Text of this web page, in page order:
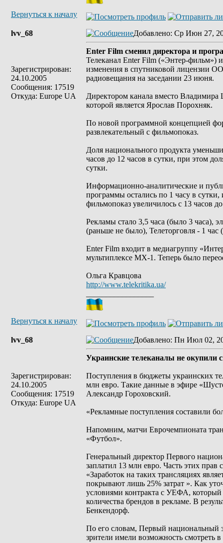
Вернуться к началу
lvv_68
Зарегистрирован:
24.10.2005
Сообщения: 17519
Откуда: Europe UA
Добавлено: Ср Июн 27,
Enter Film сменил директора и
Телеканал Enter Film («Энтер-фильм»)
изменения в спутниковой лицензии
радиовещания на заседании 23 июня.
Директором канала вместо
которой является Ярослав Порохняк.
По новой программной концепцией
развлекательный с фильмопоказ.
Доля национального продукта
часов до 12 часов в сутки, при этом
сутки.
Информационно-аналитические и
программы остались по 1 часу в
фильмопоказ увеличилось с 13 часов
Рекламы стало 3,5 часа (было 3 часа),
(раньше не было), Телеторговля - 1 час
Enter Film входит в медиагруппу
мультиплексе МХ-1. Теперь было
Ольга Кравцова
http://www.telekritika.ua/
Вернуться к началу
lvv_68
Зарегистрирован:
24.10.2005
Сообщения: 17519
Откуда: Europe UA
Добавлено: Пн Июл 02,
Украинские телеканалы не окупили
Поступления в бюджеты украинских
млн евро. Такие данные в эфире
Александр Гороховский.
«Рекламные поступления составили
Напомним, матчи Еврочемпионата
«Футбол».
Генеральный директор Первого
заплатил 13 млн евро. Часть этих
«Заработок на таких трансляциях
покрывают лишь 25% затрат ». Как
условиями контракта с УЕФА,
количества брендов в рекламе. В
Бенкендорф.
По его словам, Первый национальный
зрители имели возможность смотреть